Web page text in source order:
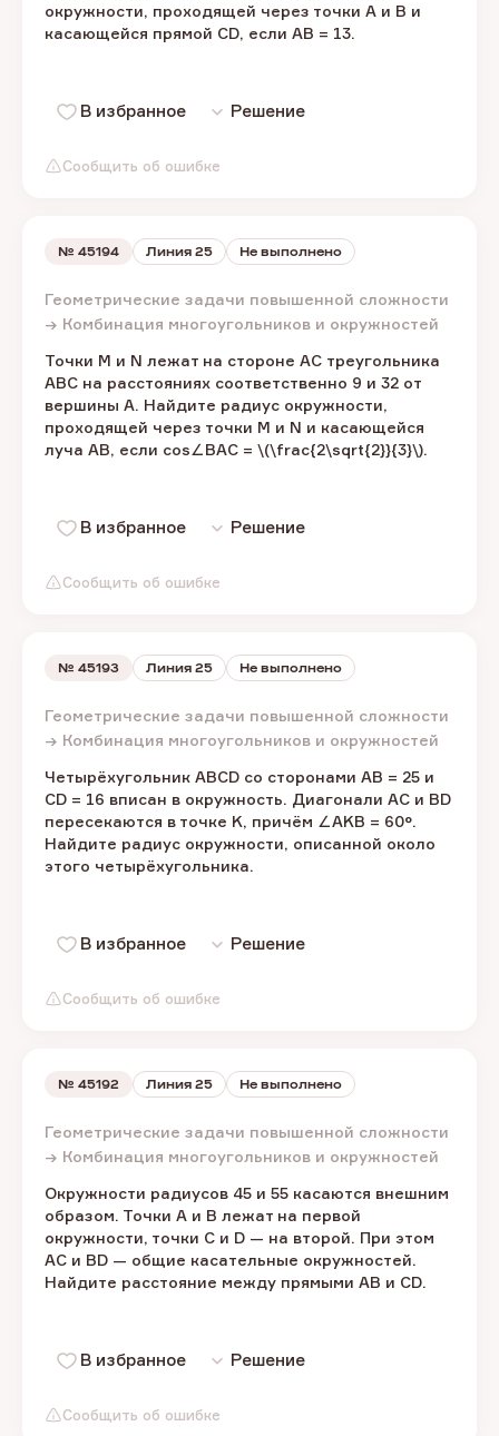
Сообщить об ошибке
окружности, проходящей через точки A и B и
касающейся прямой CD, если AB = 13.
В избранное Решение
№ 45194 Линия 25 Не выполнено
Сообщить об ошибке
Геометрические задачи повышенной сложности
→ Комбинация многоугольников и окружностей
Точки M и N лежат на стороне AC треугольника
ABC на расстояниях соответственно 9 и 32 от
вершины A. Найдите радиус окружности,
проходящей через точки M и N и касающейся
луча AB, если cos∠BAC = \(\frac{2\sqrt{2}}{3}\).
В избранное Решение
№ 45193 Линия 25 Не выполнено
Сообщить об ошибке
Геометрические задачи повышенной сложности
→ Комбинация многоугольников и окружностей
Четырёхугольник ABCD со сторонами AB = 25 и
CD = 16 вписан в окружность. Диагонали AC и BD
пересекаются в точке K, причём ∠AKB = 60°.
Найдите радиус окружности, описанной около
этого четырёхугольника.
В избранное Решение
№ 45192 Линия 25 Не выполнено
Сообщить об ошибке
Геометрические задачи повышенной сложности
→ Комбинация многоугольников и окружностей
Окружности радиусов 45 и 55 касаются внешним
образом. Точки A и B лежат на первой
окружности, точки C и D — на второй. При этом
AC и BD — общие касательные окружностей.
Найдите расстояние между прямыми AB и CD.
В избранное Решение